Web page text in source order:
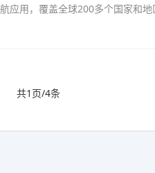
共1页/4条